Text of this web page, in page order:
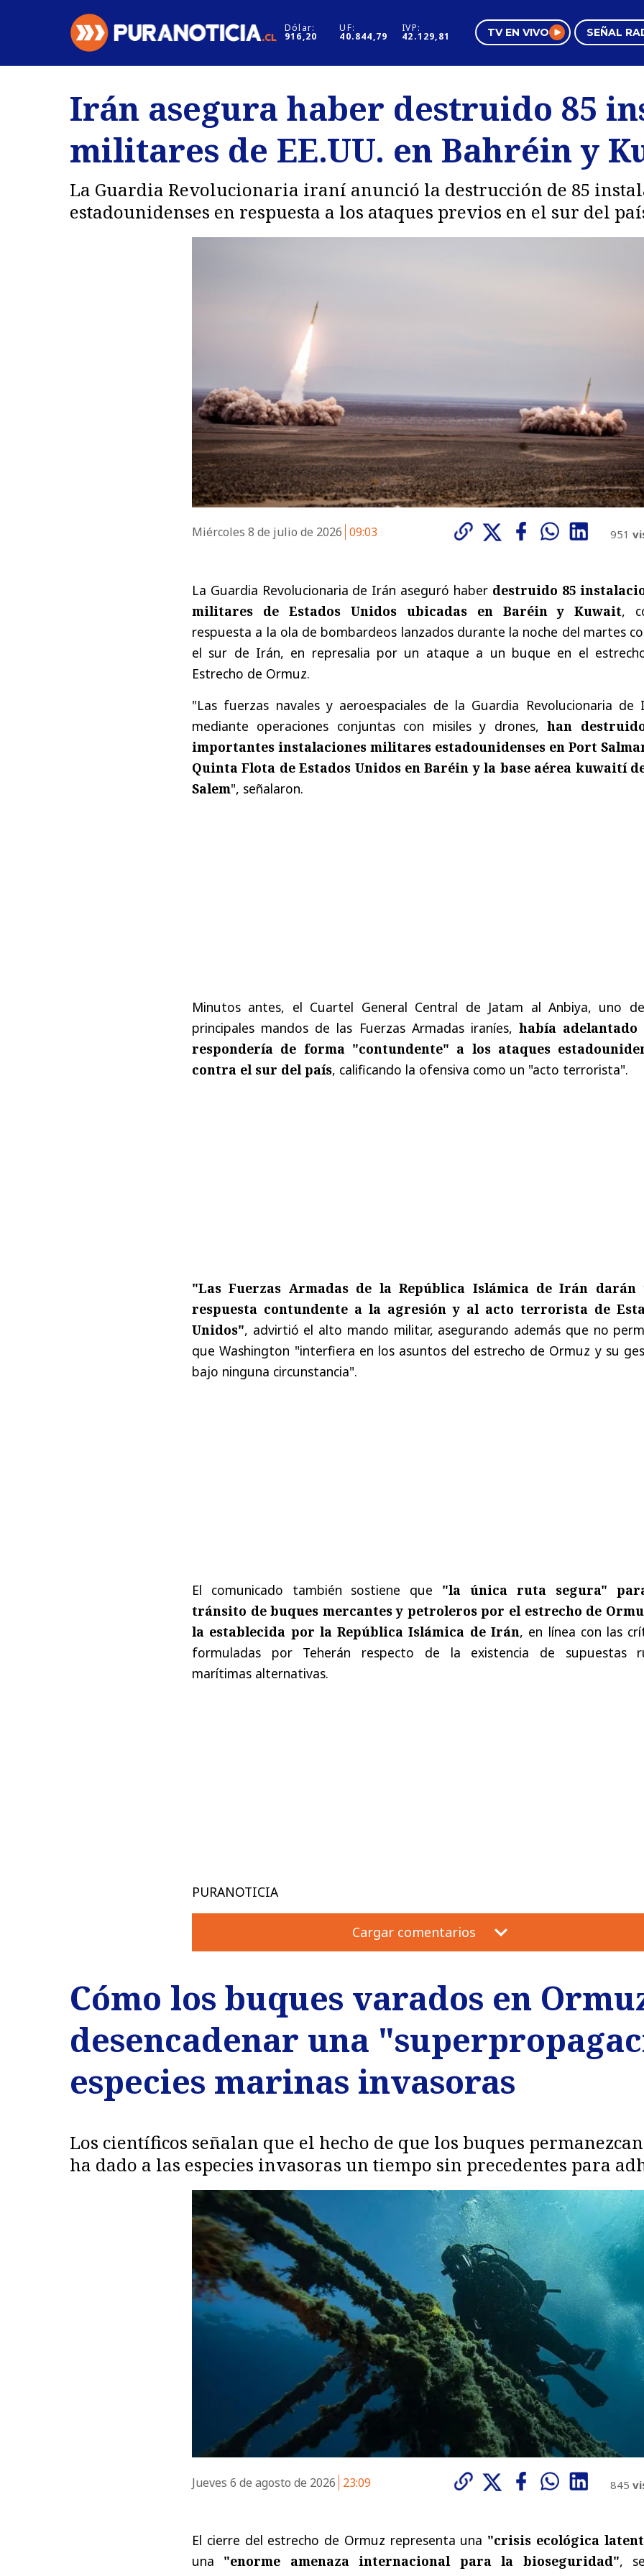
Dólar:
916,20
UF:
40.844,79
IVP:
42.129,81 TV EN VIVO SEÑAL
Regiones
Deportes
Internacional
Motores
Negocios
Pura Mujer
Irán asegura haber destruido 85
militares de EE.UU. en Bahréin y
La Guardia Revolucionaria iraní anunció la destrucción de 85
estadounidenses en respuesta a los ataques previos en el sur del
Miércoles 8 de julio de 2026 09:03 951
La Guardia Revolucionaria de Irán aseguró haber destruido 85
militares de Estados Unidos ubicadas en Baréin y Kuwait,
respuesta a la ola de bombardeos lanzados durante la noche del martes
el sur de Irán, en represalia por un ataque a un buque en el
Estrecho de Ormuz.
"Las fuerzas navales y aeroespaciales de la Guardia Revolucionaria de
mediante operaciones conjuntas con misiles y drones,han
importantes instalaciones militares estadounidenses en Port
Quinta Flota de Estados Unidos en Baréin y la base aérea kuwaití
Salem", señalaron.
Minutos antes, el Cuartel General Central de Jatam al Anbiya, uno
principales mandos de las Fuerzas Armadas iraníes,había adelantado
respondería de forma "contundente" a los ataques
contra el sur del país, calificando la ofensiva como un "acto terrorista".
"Las Fuerzas Armadas de la República Islámica de Irán darán
respuesta contundente a la agresión y al acto terrorista de
Unidos", advirtió el alto mando militar, asegurando además que no
que Washington "interfiera en los asuntos del estrecho de Ormuz y su
bajo ninguna circunstancia".
El comunicado también sostiene que "la única ruta segura"
tránsito de buques mercantes y petroleros por el estrecho de
la establecida por la República Islámica de Irán, en línea con las
formuladas por Teherán respecto de la existencia de supuestas
marítimas alternativas.
PURANOTICIA
Cargar comentarios
Cómo los buques varados en
desencadenar una
especies marinas invasoras
Los científicos señalan que el hecho de que los buques
ha dado a las especies invasoras un tiempo sin precedentes para
Jueves 6 de agosto de 2026 23:09 845
El cierre del estrecho de Ormuz representa una "crisis ecológica
una "enorme amenaza internacional para la bioseguridad",